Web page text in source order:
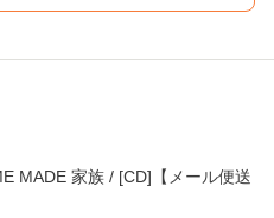
MADE 家族 / [CD]【メール便送